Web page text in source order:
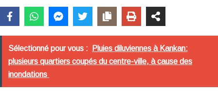
Sélectionné pour vous :
Pluies diluviennes à Kankan:
plusieurs quartiers coupés du centre-ville, à cause des
inondations